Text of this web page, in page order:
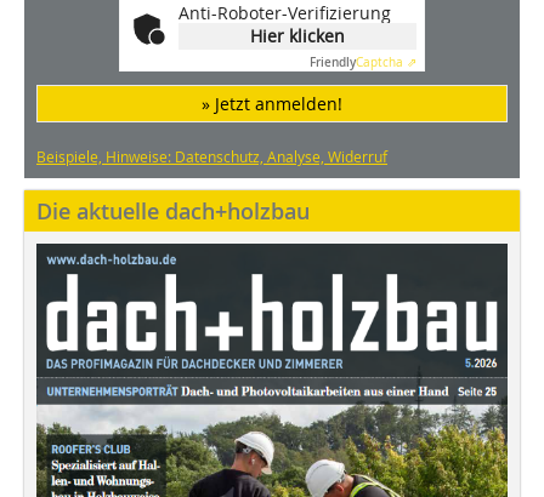
Anti-Roboter-Verifizierung
Hier klicken
FriendlyCaptcha ⇗
» Jetzt anmelden!
Beispiele, Hinweise: Datenschutz, Analyse, Widerruf
Die aktuelle dach+holzbau